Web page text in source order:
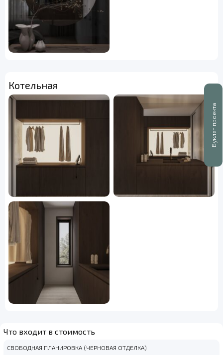
Буклет проекта
Котельная
Что входит в стоимость
СВОБОДНАЯ ПЛАНИРОВКА (ЧЕРНОВАЯ ОТДЕЛКА)